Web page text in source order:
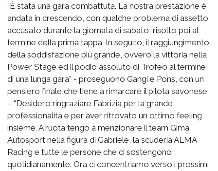
“È stata una gara combattuta. La nostra prestazione è
andata in crescendo, con qualche problema di assetto
accusato durante la giornata di sabato, risolto poi al
termine della prima tappa. In seguito, il raggiungimento
della soddisfazione più grande, ovvero la vittoria nella
Power Stage ed il podio assoluto di Trofeo al termine
di una lunga gara” - proseguono Gangi e Pons, con un
pensiero finale che tiene a rimarcare il pilota savonese
– “Desidero ringraziare Fabrizia per la grande
professionalità e per aver ritrovato un ottimo feeling
insieme. A ruota tengo a menzionare il team Gima
Autosport nella figura di Gabriele, la scuderia ALMA
Racing e tutte le persone che ci sostengono
quotidianamente. Ora ci concentriamo verso i prossimi